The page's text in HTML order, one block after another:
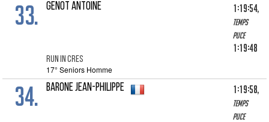
33. GENOT ANTOINE
RUN IN CRES
1:19:54,
Temps
puce
1:19:48
17° Seniors Homme
34. BARONE JEAN-PHILIPPE 1:19:58,
Temps
puce